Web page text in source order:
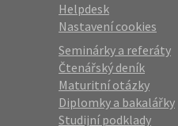
Helpdesk
Nastavení cookies
Seminárky a referáty
Čtenářský deník
Maturitní otázky
Diplomky a bakalářky
Studijní podklady